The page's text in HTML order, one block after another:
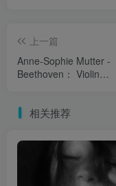
上一篇
Anne-Sophie Mutter -
Beethoven： Violin
相关推荐